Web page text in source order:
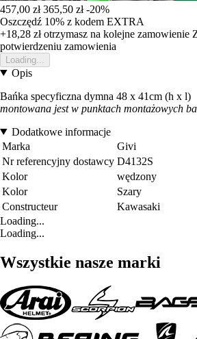
457,00 zł 365,50 zł -20%
Oszczędź 10% z kodem EXTRA
+18,28 złotrzymasz na kolejne zamowienie
potwierdzeniu zamowienia
Loading...
Opis
Bańka specyficzna dymna 48 x 41cm (h x l)
montowana jest w punktach montażowych
Dodatkowe informacje
Marka
Givi
Nr referencyjny dostawcy D4132S
Kolor
wędzony
Kolor
Szary
Constructeur
Kawasaki
Loading...
Loading...
Wszystkie nasze marki